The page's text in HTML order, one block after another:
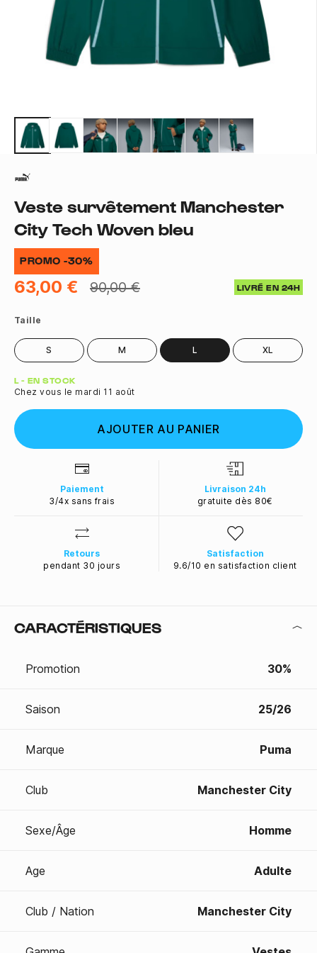
Veste survêtement Manchester
City Tech Woven bleu
PROMO -30%
63,00 € 90,00 € LIVRÉ EN 24H
Taille
S M L XL
Quantité
L - EN STOCK
Chez vous le mardi 11 août
AJOUTER AU PANIER
Paiement
3/4x sans frais
Livraison 24h
gratuite dès 80€
Retours
pendant 30 jours
Satisfaction
9.6/10 en satisfaction client
CARACTÉRISTIQUES
Promotion 30%
Saison 25/26
Marque Puma
Club Manchester City
Sexe/Âge Homme
Age Adulte
Club / Nation Manchester City